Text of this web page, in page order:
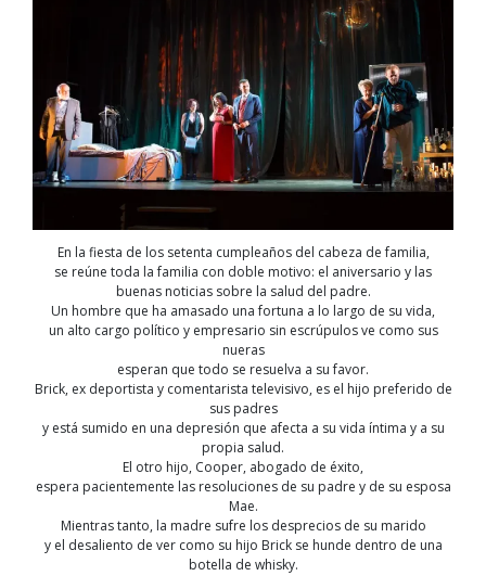
En la fiesta de los setenta cumpleaños del cabeza de familia,
se reúne toda la familia con doble motivo: el aniversario y las
buenas noticias sobre la salud del padre.
Un hombre que ha amasado una fortuna a lo largo de su vida,
un alto cargo político y empresario sin escrúpulos ve como sus
nueras
esperan que todo se resuelva a su favor.
Brick, ex deportista y comentarista televisivo, es el hijo preferido de
sus padres
y está sumido en una depresión que afecta a su vida íntima y a su
propia salud.
El otro hijo, Cooper, abogado de éxito,
espera pacientemente las resoluciones de su padre y de su esposa
Mae.
Mientras tanto, la madre sufre los desprecios de su marido
y el desaliento de ver como su hijo Brick se hunde dentro de una
botella de whisky.